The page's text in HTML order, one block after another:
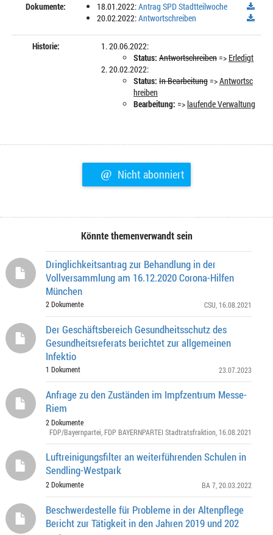
Dokumente:
18.01.2022:Antrag SPD ‌Stadtteilwoche
20.02.2022:Antwortschreiben
Historie:
20.06.2022:
Status: Antwortschreiben=> Erledigt
20.02.2022:
Status: In Bearbeitung=>Antwortsc
hreiben
Bearbeitung: =>laufende Verwaltung
@ Nicht abonniert
Könnte themenverwandt sein
Dringlichkeitsantrag zur Behandlung in der
Vollversammlung am 16.12.2020 Corona-Hilfen
München
2 Dokumente CSU , 16.08.2021
Der Geschäftsbereich Gesundheitsschutz des
Gesundheitsreferats berichtet zur allgemeinen
Infektio
1 Dokument 23.07.2023
Anfrage zu den Zuständen im Impfzentrum Messe-
Riem
2 Dokumente
FDP/Bayernpartei FDP BAYERNPARTEI Stadtratsfraktion , 16.08.2021
Luftreinigungsfilter an weiterführenden Schulen in
Sendling-Westpark
2 Dokumente BA 7 , 20.03.2022
Beschwerdestelle für Probleme in der Altenpflege
Bericht zur Tätigkeit in den Jahren 2019 und 202